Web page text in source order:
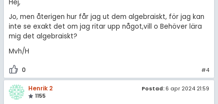
Hej,
Jo, men återigen hur får jag ut dem algebraiskt, för jag kan
inte se exakt det om jag ritar upp något,vill o Behöver lära
mig det algebraiskt?
Mvh/H
0 #4
Henrik 2
1155
Postad: 6 apr 2024 21:59